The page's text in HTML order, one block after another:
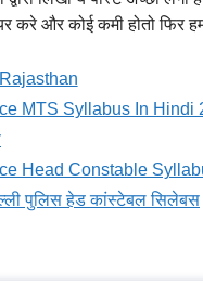
करे और कोई कमी होतो फिर
Rajasthan
MTS Syllabus In Hindi
Head Constable
पुलिस हेड कांस्टेबल सिलेबस